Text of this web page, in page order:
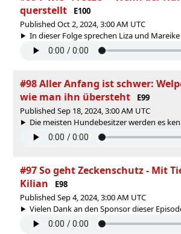
querstellt
E100
Published Oct 2, 2024, 3:00 AM UTC
In dieser Folge sprechen Liza und
#98 Aller Anfang ist schwer:
wie man ihn übersteht
E99
Published Sep 18, 2024, 3:00 AM UTC
Die meisten Hundebesitzer werden es
#97 So geht Zeckenschutz - Mit
Kilian
E98
Published Sep 4, 2024, 3:00 AM UTC
Vielen Dank an den Sponsor dieser